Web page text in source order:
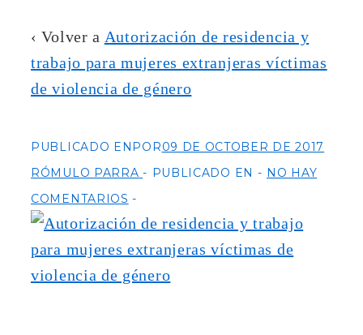
‹ Volver a Autorización de residencia y
trabajo para mujeres extranjeras víctimas
de violencia de género
PUBLICADO ENPOR09 DE OCTOBER DE 2017
RÓMULO PARRA
PUBLICADO EN
NO HAY
COMENTARIOS